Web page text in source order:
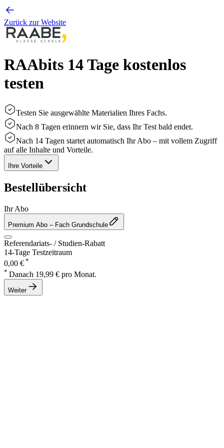
Zurück zur Website
RAAbits 14 Tage kostenlos
testen
Testen Sie ausgewählte Materialien Ihres Fachs.
Nach 8 Tagen erinnern wir Sie, dass Ihr Test bald endet.
Nach 14 Tagen startet automatisch Ihr Abo – mit vollem Zugriff
auf alle Inhalte und Vorteile.
Ihre Vorteile
Bestellübersicht
Ihr Abo
Premium Abo – Fach Grundschule
Referendariats- / Studien-Rabatt
14-Tage Testzeitraum
0,00 € *
* Danach 19,99 € pro Monat.
Weiter